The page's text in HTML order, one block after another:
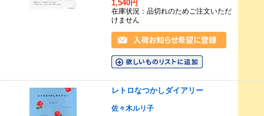
1,540円
在庫状況：品切れのためご注文いただ
けません
レトロなつかしダイアリー
佐々木ルリ子